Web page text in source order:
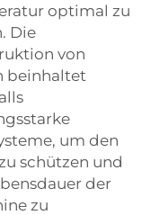
optimal zu
Die
von
beinhaltet
um den
schützen und
der
zu